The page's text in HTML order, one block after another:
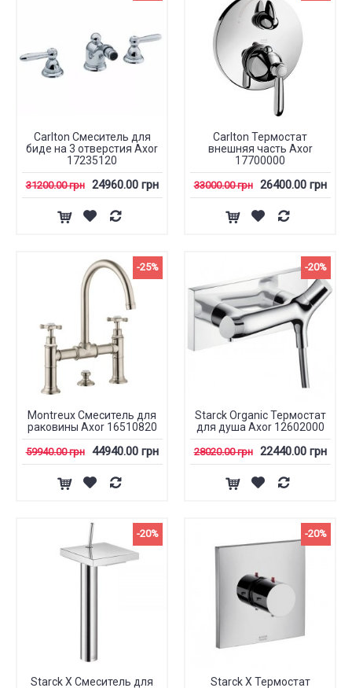
Carlton Смеситель для
биде на 3 отверстия Axor
17235120
31200.00 грн 24960.00 грн
Carlton Термостат
внешняя часть Axor
17700000
33000.00 грн 26400.00 грн
-25%
Montreux Смеситель для
раковины Axor 16510820
59940.00 грн 44940.00 грн
-20%
Starck Organic Термостат
для душа Axor 12602000
28020.00 грн 22440.00 грн
-20%
Starck X Смеситель для
-20%
Starck X Термостат